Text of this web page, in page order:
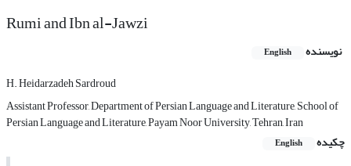
Rumi and Ibn al-Jawzi
نویسنده English
H. Heidarzadeh Sardroud
Assistant Professor, Department of Persian Language and Literature, School of
Persian Language and Literature, Payam Noor University, Tehran, Iran
چکیده
English